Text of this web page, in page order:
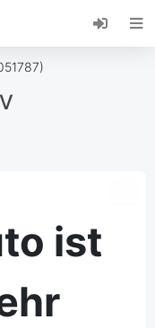
App, fügen Sie
und erhalten
ist